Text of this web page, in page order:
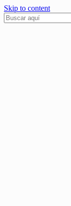
Skip to content